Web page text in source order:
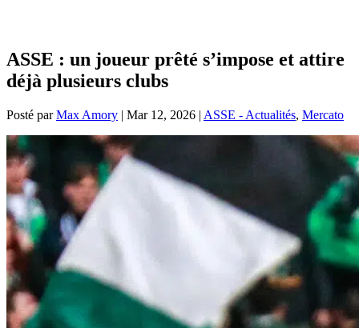
ASSE : un joueur prêté s’impose et attire
déjà plusieurs clubs
Posté parMax Amory | Mar 12, 2026 | ASSE - Actualités, Mercato